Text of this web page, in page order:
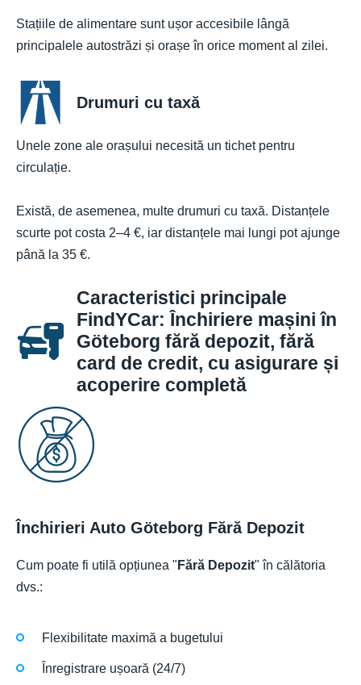
Stațiile de alimentare sunt ușor accesibile lângă
principalele autostrăzi și orașe în orice moment al zilei.
Drumuri cu taxă
Unele zone ale orașului necesită un tichet pentru
circulație.
Există, de asemenea, multe drumuri cu taxă. Distanțele
scurte pot costa 2–4 €, iar distanțele mai lungi pot ajunge
până la 35 €.
Caracteristici principale
FindYCar: Închiriere mașini în
Göteborg fără depozit, fără
card de credit, cu asigurare și
acoperire completă
Închirieri Auto Göteborg Fără Depozit
Cum poate fi utilă opțiunea " Fără Depozit" în călătoria
dvs.:
Flexibilitate maximă a bugetului
Înregistrare ușoară (24/7)